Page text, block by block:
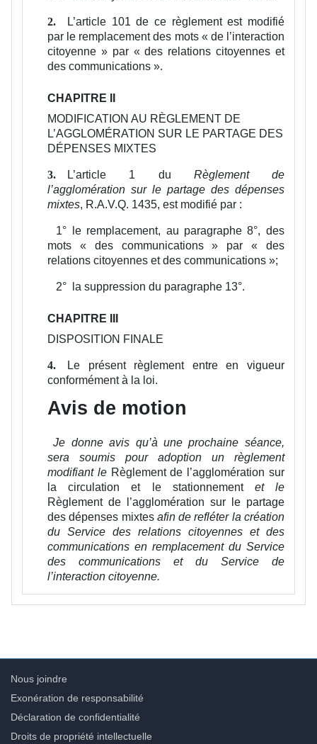
2.
L’article 101 de ce règlement est modifié
par le remplacement des mots « de l’interaction
citoyenne » par « des relations citoyennes et
des communications ».
CHAPITRE II
MODIFICATION AU RÈGLEMENT DE
L’AGGLOMÉRATION SUR LE PARTAGE DES
DÉPENSES MIXTES
3. L’article 1 du Règlement de
l’agglomération sur le partage des dépenses
mixtes, R.A.V.Q. 1435, est modifié par :
1°
le remplacement, au paragraphe 8°, des
mots « des communications » par « des
relations citoyennes et des communications »;
2° la suppression du paragraphe 13°.
CHAPITRE III
DISPOSITION FINALE
4.
Le présent règlement entre en vigueur
conformément à la loi.
Avis de motion
Je donne avis qu’à une prochaine séance,
sera soumis pour adoption un règlement
modifiant le Règlement de l’agglomération sur
la circulation et le stationnementet le
Règlement de l’agglomération sur le partage
des dépenses mixtesafin de refléter la création
du Service des relations citoyennes et des
communications en remplacement du Service
des communications et du Service de
l’interaction citoyenne.
Nous joindre
Exonération de responsabilité
Déclaration de confidentialité
Droits de propriété intellectuelle